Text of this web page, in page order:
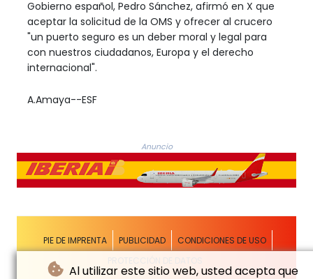
Al utilizar este sitio web, usted acepta que
Gobierno español, Pedro Sánchez, afirmó en X que
aceptar la solicitud de la OMS y ofrecer al crucero
"un puerto seguro es un deber moral y legal para
con nuestros ciudadanos, Europa y el derecho
internacional".
A.Amaya--ESF
Anuncio
PIE DE IMPRENTA PUBLICIDAD
CONDICIONES DE USO